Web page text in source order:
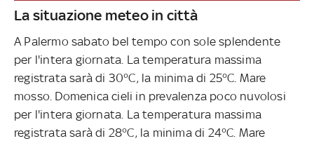
La situazione meteo in città
A Palermo sabato bel tempo con sole splendente
per l'intera giornata. La temperatura massima
registrata sarà di 30°C, la minima di 25°C. Mare
mosso. Domenica cieli in prevalenza poco nuvolosi
per l'intera giornata. La temperatura massima
registrata sarà di 28°C, la minima di 24°C. Mare